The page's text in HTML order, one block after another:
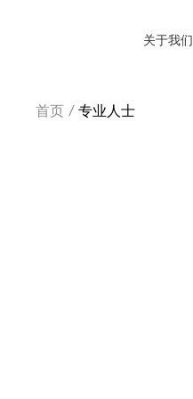
关于我们
首页 / 专业人士